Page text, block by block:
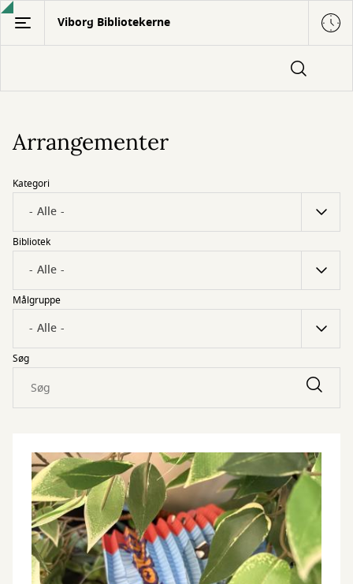
Gå
hovedindhold
Viborg Bibliotekerne
Arrangementer
Kategori
Bibliotek
Målgruppe
Søg